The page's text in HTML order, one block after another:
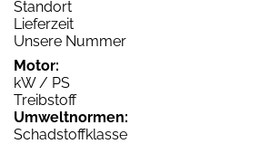
Standort
Lieferzeit
Unsere Nummer
Motor:
kW / PS
Treibstoff
Umweltnormen:
Schadstoffklasse